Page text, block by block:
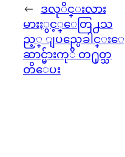
← ဒလုိင္းလား
မားႏွင့္ေတြ႕သ
ည့္ ျပည္ပေခါင္းေ
ဆာင္မ်ားကုိ တ႐ုတ္သ
တိေပး